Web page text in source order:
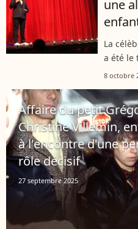
une
pris
La
a été le
lundi 6
agressé
8 octobre
Affaire du petit
Christine Villemin,
à l'encontre d'une
rôle décisif
27 septembre 2025